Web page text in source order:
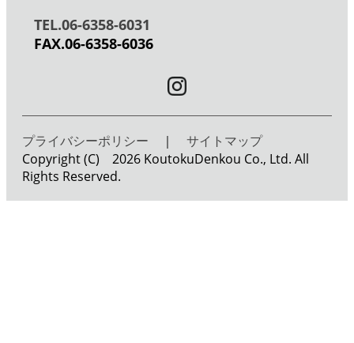
TEL.06-6358-6031
FAX.06-6358-6036
プライバシーポリシー ｜ サイトマップ
Copyright (C) 2026 KoutokuDenkou Co., Ltd. All
Rights Reserved.